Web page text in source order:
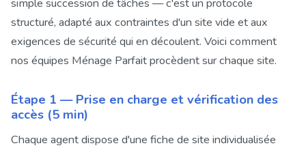
simple succession de tâches — c'est un protocole
structuré, adapté aux contraintes d'un site vide et aux
exigences de sécurité qui en découlent. Voici comment
nos équipes Ménage Parfait procèdent sur chaque site.
Étape 1 — Prise en charge et vérification des
accès (5 min)
Chaque agent dispose d'une fiche de site individualisée